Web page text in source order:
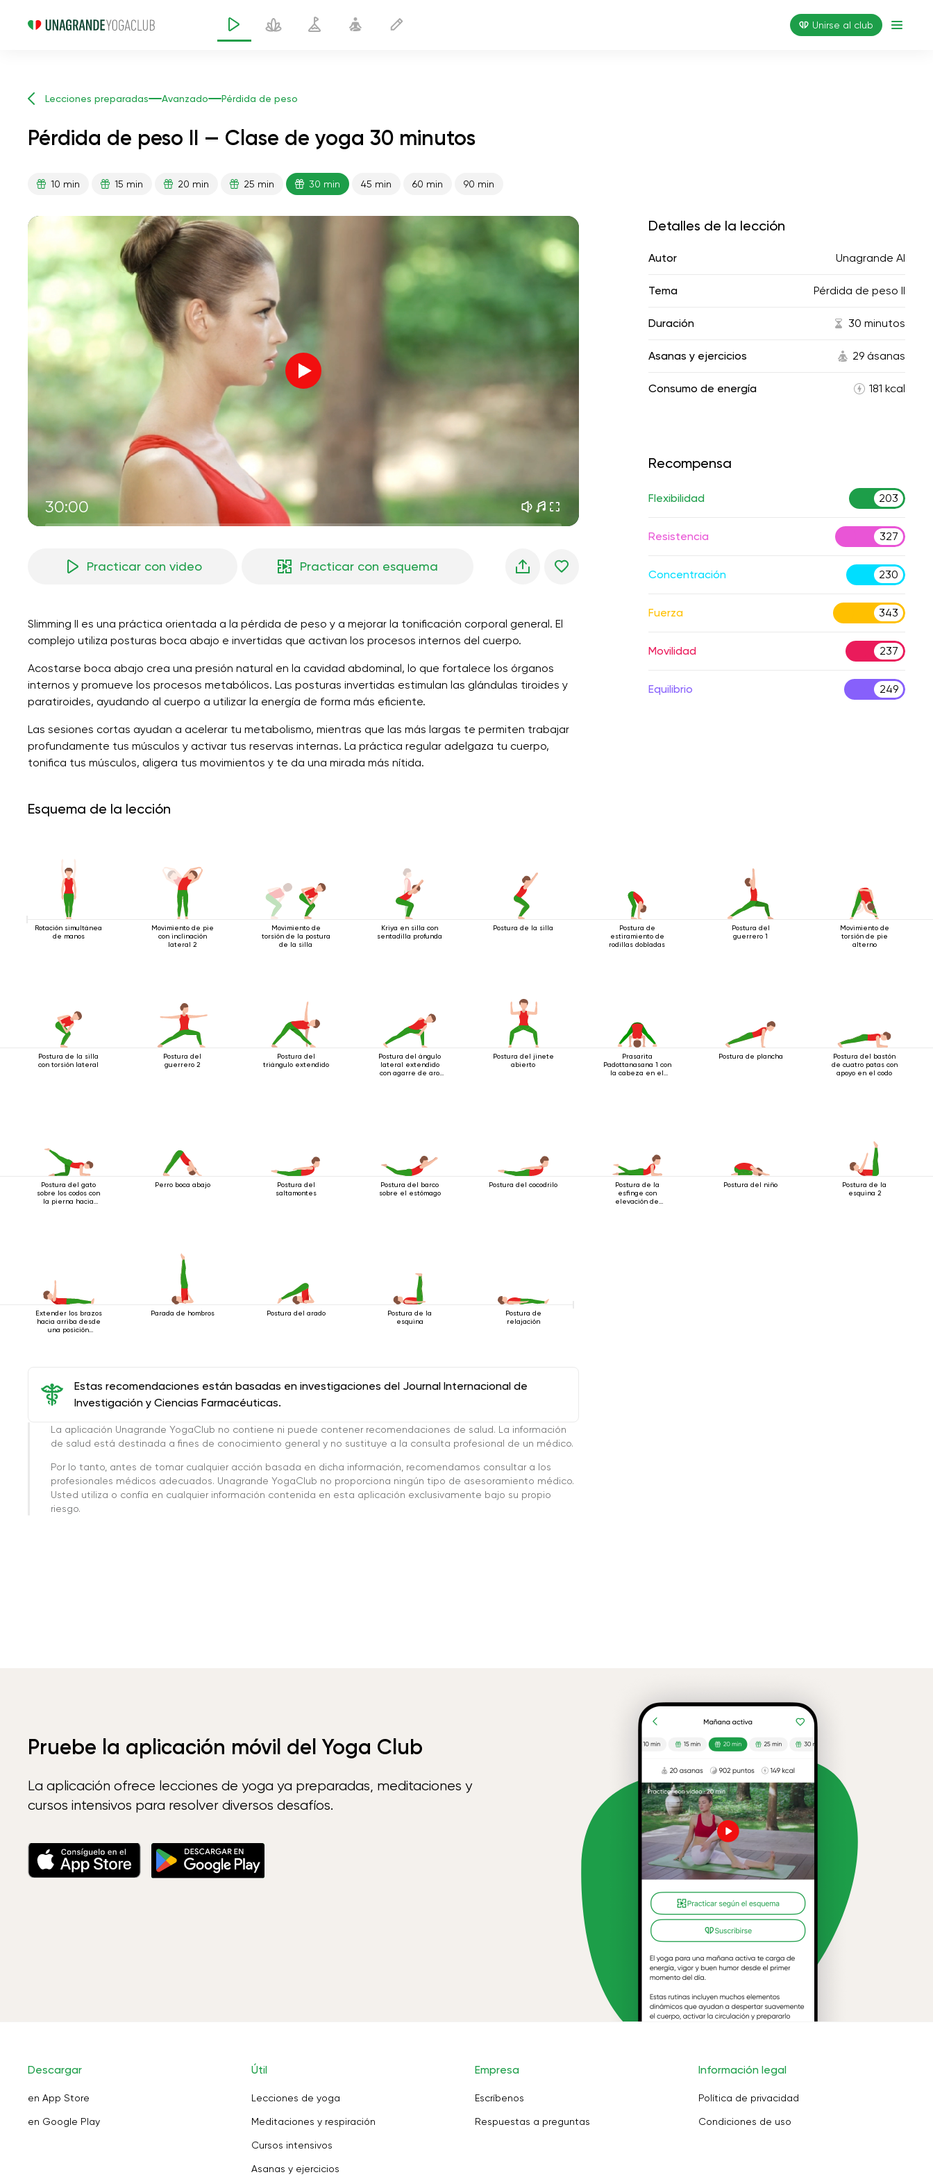
Unirse al club
Lecciones preparadas Avanzado Pérdida de peso
Pérdida de peso II — Clase de yoga 30 minutos
10 min 15 min 20 min 25 min 30 min 45 min 60 min 90 min
30:00
sueños matutinos
silencio de montaña
la voz del viento
bosque de primavera
Practicar con video Practicar con esquema
Slimming II es una práctica orientada a la pérdida de peso y a mejorar la tonificación corporal general. El
complejo utiliza posturas boca abajo e invertidas que activan los procesos internos del cuerpo.
Acostarse boca abajo crea una presión natural en la cavidad abdominal, lo que fortalece los órganos
internos y promueve los procesos metabólicos. Las posturas invertidas estimulan las glándulas tiroides y
paratiroides, ayudando al cuerpo a utilizar la energía de forma más eficiente.
Las sesiones cortas ayudan a acelerar tu metabolismo, mientras que las más largas te permiten trabajar
profundamente tus músculos y activar tus reservas internas. La práctica regular adelgaza tu cuerpo,
tonifica tus músculos, aligera tus movimientos y te da una mirada más nítida.
Detalles de la lección
Autor Unagrande AI
Tema Pérdida de peso II
Duración 30 minutos
Asanas y ejercicios 29 ásanas
Consumo de energía 181 kcal
Recompensa
Flexibilidad 203
Resistencia 327
Concentración 230
Fuerza 343
Movilidad 237
Equilibrio 249
Esquema de la lección
Rotación simultánea
de manos
Movimiento de pie
con inclinación
lateral 2
Movimiento de
torsión de la postura
de la silla
Kriya en silla con
sentadilla profunda
Postura de la silla
Postura de
estiramiento de
rodillas dobladas
Postura del
guerrero 1
Movimiento de
torsión de pie
alterno
Postura de la silla
con torsión lateral
Postura del
guerrero 2
Postura del
triángulo extendido
Postura del ángulo
lateral extendido
con agarre de aro
Postura del jinete
abierto
Prasarita
Padottanasana 1 con
la cabeza en el
Postura de plancha
Postura del bastón
de cuatro patas con
apoyo en el codo
Postura del gato
sobre los codos con
la pierna hacia
Perro boca abajo
Postura del
saltamontes
Postura del barco
sobre el estómago
Postura del cocodrilo
Postura de la
esfinge con
elevación de
Postura del niño
Postura de la
esquina 2
Extender los brazos
hacia arriba desde
una posición
Parada de hombros Postura del arado
Postura de la
esquina
Postura de
relajación
Estas recomendaciones están basadas en investigaciones del Journal Internacional de
Investigación y Ciencias Farmacéuticas.
La aplicación Unagrande YogaClub no contiene ni puede contener recomendaciones de salud. La información
de salud está destinada a fines de conocimiento general y no sustituye a la consulta profesional de un médico.
Por lo tanto, antes de tomar cualquier acción basada en dicha información, recomendamos consultar a los
profesionales médicos adecuados. Unagrande YogaClub no proporciona ningún tipo de asesoramiento médico.
Usted utiliza o confía en cualquier información contenida en esta aplicación exclusivamente bajo su propio
riesgo.
Pruebe la aplicación móvil del Yoga Club
La aplicación ofrece lecciones de yoga ya preparadas, meditaciones y
cursos intensivos para resolver diversos desafíos.
Descargar
en App Store
en Google Play
Útil
Lecciones de yoga
Meditaciones y respiración
Cursos intensivos
Asanas y ejercicios
Empresa
Escríbenos
Respuestas a preguntas
Información legal
Política de privacidad
Condiciones de uso